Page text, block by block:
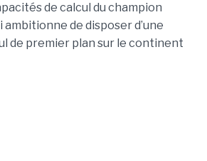
de calcul du champion
ambitionne de disposer d’une
de premier plan sur le continent